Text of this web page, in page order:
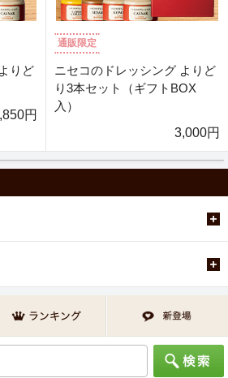
りど
円
通販限定
ニセコのドレッシング よりど
り3本セット（ギフトBOX
入）
3,000円